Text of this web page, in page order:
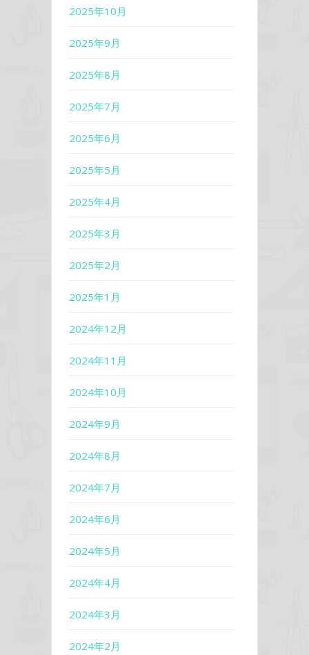
2025年10月
2025年9月
2025年8月
2025年7月
2025年6月
2025年5月
2025年4月
2025年3月
2025年2月
2025年1月
2024年12月
2024年11月
2024年10月
2024年9月
2024年8月
2024年7月
2024年6月
2024年5月
2024年4月
2024年3月
2024年2月